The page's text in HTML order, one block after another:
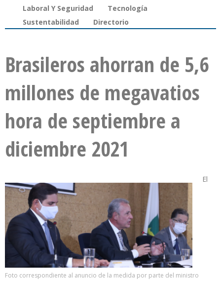
Laboral Y Seguridad
Tecnología
Sustentabilidad
Directorio
Brasileros ahorran de 5,6
millones de megavatios
hora de septiembre a
diciembre 2021
Foto correspondiente al anuncio de la medida por parte del ministro
El